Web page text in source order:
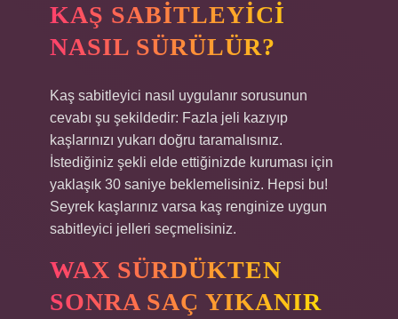
KAŞ SABITLEYICI
NASIL SÜRÜLÜR?
Kaş sabitleyici nasıl uygulanır sorusunun
cevabı şu şekildedir: Fazla jeli kazıyıp
kaşlarınızı yukarı doğru taramalısınız.
İstediğiniz şekli elde ettiğinizde kuruması için
yaklaşık 30 saniye beklemelisiniz. Hepsi bu!
Seyrek kaşlarınız varsa kaş renginize uygun
sabitleyici jelleri seçmelisiniz.
WAX SÜRDÜKTEN
SONRA SAÇ YIKANIR